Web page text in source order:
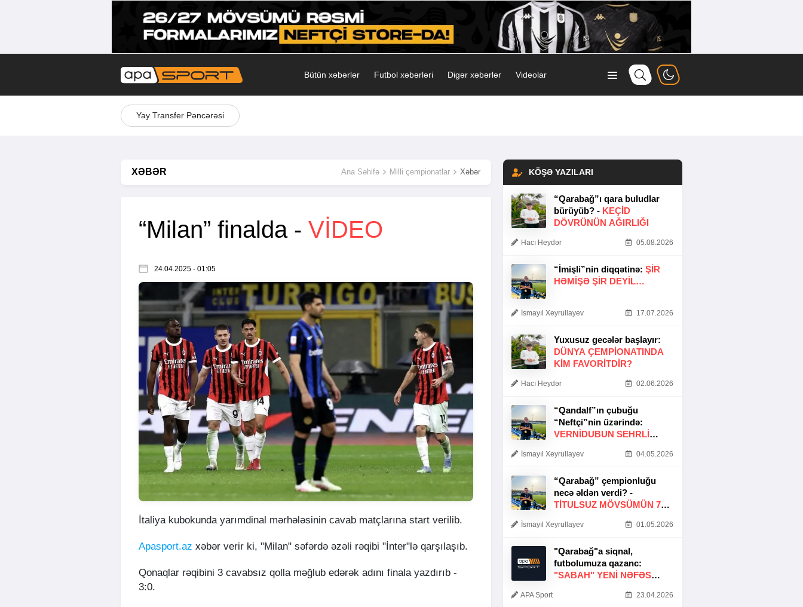
Bütün xəbərlər Futbol xəbərləri Digər xəbərlər Videolar
Yay Transfer Pəncərəsi
XƏBƏR Ana Səhifə Milli çempionatlar Xəbər
“Milan” finalda - VİDEO
24.04.2025 - 01:05
İtaliya kubokunda yarımdinal mərhələsinin cavab matçlarına start verilib.
Apasport.az xəbər verir ki, "Milan" səfərdə əzəli rəqibi "İnter"lə qarşılaşıb.
Qonaqlar rəqibini 3 cavabsız qolla məğlub edərək adını finala yazdırıb -
3:0.
KÖŞƏ YAZILARI
“Qarabağ”ı qara buludlar
bürüyüb? - KEÇID
DÖVRÜNÜN AĞIRLIĞI
Hacı Heydər 05.08.2026
“İmişli”nin diqqətinə: ŞIR
HƏMIŞƏ ŞIR DEYIL…
İsmayıl Xeyrullayev 17.07.2026
Yuxusuz gecələr başlayır:
DÜNYA ÇEMPIONATINDA
KIM FAVORITDIR?
Hacı Heydər 02.06.2026
“Qandalf”ın çubuğu
“Neftçi”nin üzərində:
VERNİDUBUN SEHRLİ
İsmayıl Xeyrullayev 04.05.2026
“Qarabağ” çempionluğu
necə əldən verdi? -
TITULSUZ MÖVSÜMÜN 7
İsmayıl Xeyrullayev 01.05.2026
"Qarabağ"a siqnal,
futbolumuza qazanc:
"SABAH" YENI NƏFƏS
APA Sport 23.04.2026